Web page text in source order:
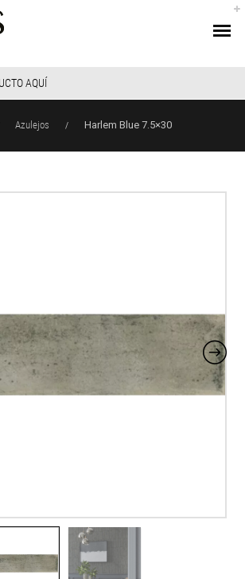
Azulejos / Harlem Blue 7.5×30